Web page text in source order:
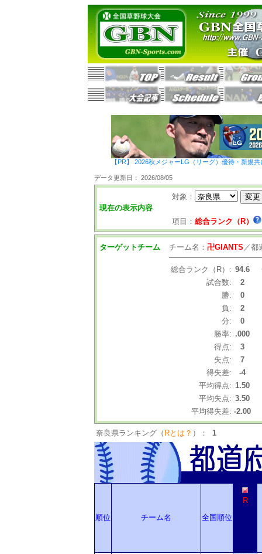
【PR】 2026秋メジャーLG（リーグ）優待・新規
データ更新日： 2026/08/05
現在の表示内容
対象：
項目： 総合ランク（R）
ターゲットチーム チーム名： 卍GIANTS ／都
総合ランク（R）: 94.6
試合数:
2
勝:
0
負:
2
分:
0
勝率: .000
得点:
3
失点:
7
得失差:
-4
平均得点: 1.50
平均失点: 3.50
平均得失差: -2.00
奈良県ランキング（ Rとは？ ）： 1
順位 チーム名 全国順位
R